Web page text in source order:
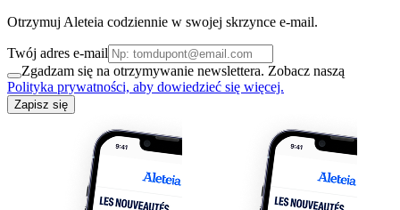
Otrzymuj Aleteia codziennie w swojej skrzynce e-mail.
Twój adres e-mail
Zgadzam się na otrzymywanie newslettera. Zobacz naszą
Polityka prywatności, aby dowiedzieć się więcej.
Zapisz się